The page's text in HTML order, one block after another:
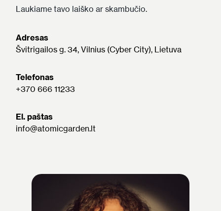
Laukiame tavo laiško ar skambučio.
Adresas
Švitrigailos g. 34, Vilnius (Cyber City), Lietuva
Telefonas
+370 666 11233
El. paštas
info@atomicgarden.lt